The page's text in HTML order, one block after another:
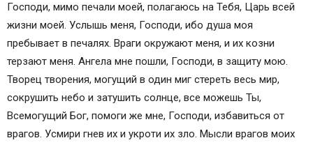
Господи, мимо печали моей, полагаюсь на Тебя, Царь всей
жизни моей. Услышь меня, Господи, ибо душа моя
пребывает в печалях. Враги окружают меня, и их козни
терзают меня. Ангела мне пошли, Господи, в защиту мою.
Творец творения, могущий в один миг стереть весь мир,
сокрушить небо и затушить солнце, все можешь Ты,
Всемогущий Бог, помоги же мне, Господи, избавиться от
врагов. Усмири гнев их и укроти их зло. Мысли врагов моих